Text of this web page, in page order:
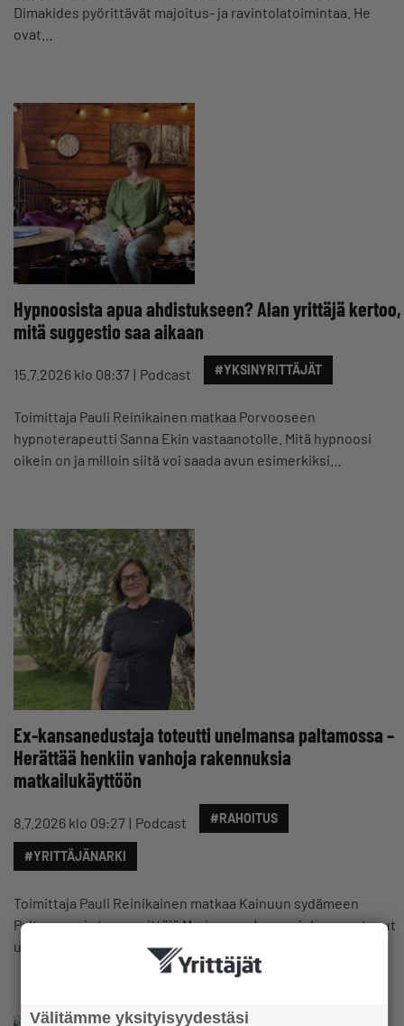
Dimakides pyörittävät majoitus- ja ravintolatoimintaa. He
ovat…
Hypnoosista apua ahdistukseen? Alan yrittäjä kertoo,
mitä suggestio saa aikaan
15.7.2026 klo 08:37 Podcast #YKSINYRITTÄJÄT
Toimittaja Pauli Reinikainen matkaa Porvooseen
hypnoterapeutti Sanna Ekin vastaanotolle. Mitä hypnoosi
oikein on ja milloin siitä voi saada avun esimerkiksi…
Ex-kansanedustaja toteutti unelmansa paltamossa –
Herättää henkiin vanhoja rakennuksia
matkailukäyttöön
8.7.2026 klo 09:27 Podcast #RAHOITUS
#YRITTÄJÄNARKI
Toimittaja Pauli Reinikainen matkaa Kainuun sydämeen
Paltamoon ja tapaa yrittäjä Marisanna Jarvan, joka on antanut
uuden elämän vanhoille rakennuksille ja…
Välitämme yksityisyydestäsi